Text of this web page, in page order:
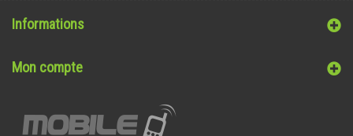
Informations
Mon compte